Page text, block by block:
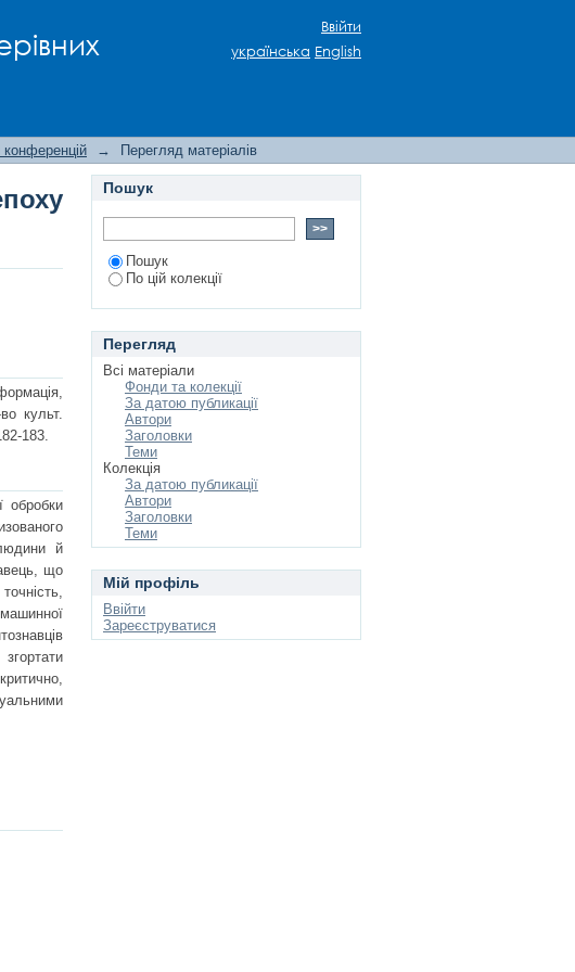
Ввійти
українська English
конференцій → Перегляд матеріалів
культ.
183.
обробки
й
що
Пошук
Пошук
По цій колекції
Перегляд
Всі матеріали
Фонди та колекції
За датою публикації
Автори
Заголовки
Теми
Колекція
За датою публикації
Автори
Заголовки
Теми
Мій профіль
Ввійти
Зареєструватися